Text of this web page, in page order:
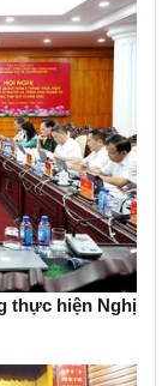
thực hiện Nghị